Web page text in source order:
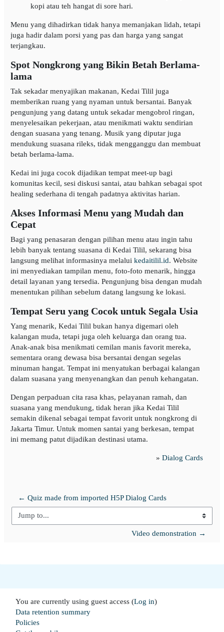
kopi atau teh hangat di sore hari.
Menu yang dihadirkan tidak hanya memanjakan lidah, tetapi
juga hadir dalam porsi yang pas dan harga yang sangat
terjangkau.
Spot Nongkrong yang Bikin Betah Berlama-
lama
Tak sekadar menyajikan makanan, Kedai Tilil juga
memberikan ruang yang nyaman untuk bersantai. Banyak
pengunjung yang datang untuk sekadar mengobrol ringan,
menyelesaikan pekerjaan, atau menikmati waktu sendirian
dengan suasana yang tenang. Musik yang diputar juga
mendukung suasana rileks, tidak mengganggu dan membuat
betah berlama-lama.
Kedai ini juga cocok dijadikan tempat meet-up bagi
komunitas kecil, sesi diskusi santai, atau bahkan sebagai spot
healing sederhana di tengah padatnya aktivitas harian.
Akses Informasi Menu yang Mudah dan
Cepat
Bagi yang penasaran dengan pilihan menu atau ingin tahu
lebih banyak tentang suasana di Kedai Tilil, sekarang bisa
langsung melihat informasinya melalui kedaitilil.id. Website
ini menyediakan tampilan menu, foto-foto menarik, hingga
detail layanan yang tersedia. Pengunjung bisa dengan mudah
menentukan pilihan sebelum datang langsung ke lokasi.
Tempat Seru yang Cocok untuk Segala Usia
Yang menarik, Kedai Tilil bukan hanya digemari oleh
kalangan muda, tetapi juga oleh keluarga dan orang tua.
Anak-anak bisa menikmati cemilan manis favorit mereka,
sementara orang dewasa bisa bersantai dengan segelas
minuman hangat. Tempat ini menyatukan berbagai kalangan
dalam suasana yang menyenangkan dan penuh kehangatan.
Dengan perpaduan cita rasa khas, pelayanan ramah, dan
suasana yang mendukung, tidak heran jika Kedai Tilil
semakin dikenal sebagai tempat favorit untuk nongkrong di
Jakarta Timur. Untuk momen santai yang berkesan, tempat
ini memang patut dijadikan destinasi utama.
» Dialog Cards
← Quiz made from imported H5P Dialog Cards
Jump to...
Video demonstration →
You are currently using guest access (Log in)
Data retention summary
Policies